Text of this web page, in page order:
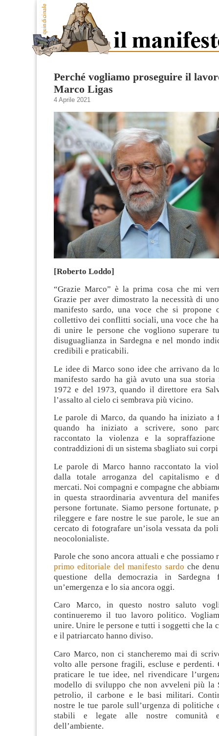
Perché vogliamo proseguire il
Marco Ligas
4 Aprile 2021
[Roberto Loddo]
“Grazie Marco” è la prima cosa che mi
Grazie per aver dimostrato la necessità di
manifesto sardo, una voce che si propone
collettivo dei conflitti sociali, una voce che ha
di unire le persone che vogliono superare
disuguaglianza in Sardegna e nel mondo
credibili e praticabili.
Le idee di Marco sono idee che arrivano da
manifesto sardo ha già avuto una sua
1972 e del 1973, quando il direttore era
l’assalto al cielo ci sembrava più vicino.
Le parole di Marco, da quando ha iniziato a
quando ha iniziato a scrivere, sono
raccontato la violenza e la sopraffazione
contraddizioni di un sistema sbagliato sui
Le parole di Marco hanno raccontato la
dalla totale arroganza del capitalismo e
mercati. Noi compagni e compagne che
in questa straordinaria avventura del
persone fortunate. Siamo persone fortunate,
rileggere e fare nostre le sue parole, le sue
cercato di fotografare un’isola vessata da
neocolonialiste.
Parole che sono ancora attuali e che possiamo
primo editoriale del manifesto sardo che
questione della democrazia in Sardegna
un’emergenza e lo sia ancora oggi.
Caro Marco, in questo nostro saluto
continueremo il tuo lavoro politico.
unire. Unire le persone e tutti i soggetti che la
e il patriarcato hanno diviso.
Caro Marco, non ci stancheremo mai di
volto alle persone fragili, escluse e perdenti.
praticare le tue idee, nel rivendicare
modello di sviluppo che non avveleni più la
petrolio, il carbone e le basi militari.
nostre le tue parole sull’urgenza di politiche
stabili e legate alle nostre comunità
dell’ambiente.